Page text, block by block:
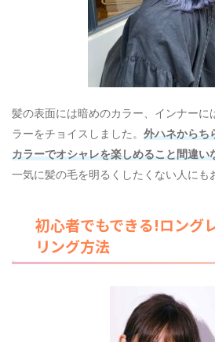
髪の表面には暗めのカラー、インナーに
ラーをチョイスしました。 外ハネからち
カラーでオシャレを楽しめること間違い
一気に髪の毛を明るくしたくない人にも
初心者でもできる!ロング
リング方法